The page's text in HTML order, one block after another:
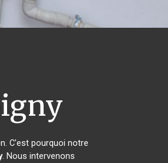
C'est pourquoi notre
. Nous intervenons